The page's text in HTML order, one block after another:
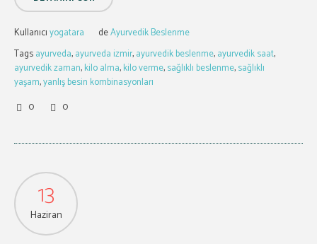
Kullanıcıyogatara deAyurvedik Beslenme
Tagsayurveda,ayurveda izmir,ayurvedik beslenme,ayurvedik saat,
ayurvedik zaman,kilo alma,kilo verme,sağlıklı beslenme,sağlıklı
yaşam,yanlış besin kombinasyonları
0
0
13
Haziran